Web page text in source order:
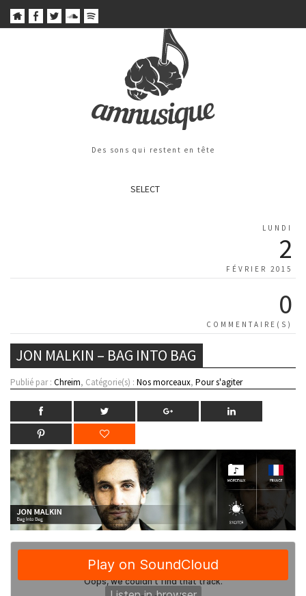
Des sons qui restent en tête
SELECT
LUNDI
2
FÉVRIER 2015
0
COMMENTAIRE(S)
JON MALKIN – BAG INTO BAG
Publié par : Chreim, Catégorie(s) : Nos morceaux, Pour s'agiter